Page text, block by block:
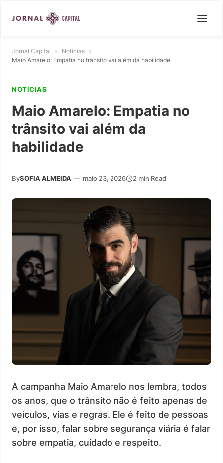
Jornal Capital » Notícias »
Maio Amarelo: Empatia no trânsito vai além da habilidade
NOTíCIAS
Maio Amarelo: Empatia no
trânsito vai além da
habilidade
BySOFIA ALMEIDA — maio 23, 2026 2 min Read
A campanha Maio Amarelo nos lembra, todos
os anos, que o trânsito não é feito apenas de
veículos, vias e regras. Ele é feito de pessoas
e, por isso, falar sobre segurança viária é falar
sobre empatia, cuidado e respeito.